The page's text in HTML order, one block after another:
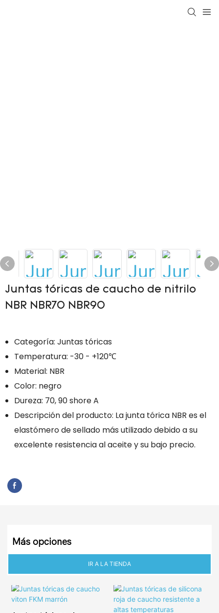
Juntas tóricas de caucho de nitrilo
NBR NBR70 NBR90
Categoría: Juntas tóricas
Temperatura: -30 - +120℃
Material: NBR
Color: negro
Dureza: 70, 90 shore A
Descripción del producto: La junta tórica NBR es el
elastómero de sellado más utilizado debido a su
excelente resistencia al aceite y su bajo precio.
Más opciones
IR A LA TIENDA